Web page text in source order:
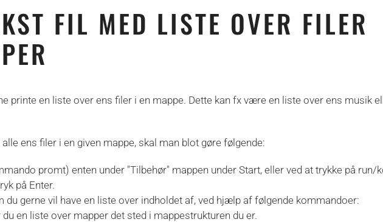
FIL MED LISTE OVER FILER
printe en liste over ens filer i en mappe. Dette kan fx være en liste over ens musik
ens filer i en given mappe, skal man blot gøre følgende:
promt) enten under "Tilbehør" mappen under Start, eller ved at trykke på run/
på Enter.
du gerne vil have en liste over indholdet af, ved hjælp af følgende kommandoer:
en liste over mapper det sted i mappestrukturen du er.